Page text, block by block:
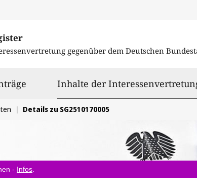
gegenüber dem Deutschen
Inhalte der
Details zu SG2510170005
- Infos